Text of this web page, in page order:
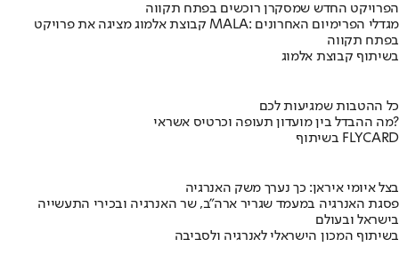
הפרויקט החדש שמסקרן רוכשים בפתח תקווה
קבוצת אלמוג מציגה את פרויקט MALA: מגדלי הפרימיום האחרונים
בפתח תקווה
בשיתוף קבוצת אלמוג
כל ההטבות שמגיעות לכם
מה ההבדל בין מועדון תעופה וכרטיס אשראי?
בשיתוף FLYCARD
בצל איומי איראן: כך נערך משק האנרגיה
פסגת האנרגיה במעמד שגריר ארה"ב, שר האנרגיה ובכירי התעשייה
בישראל ובעולם
בשיתוף המכון הישראלי לאנרגיה ולסביבה